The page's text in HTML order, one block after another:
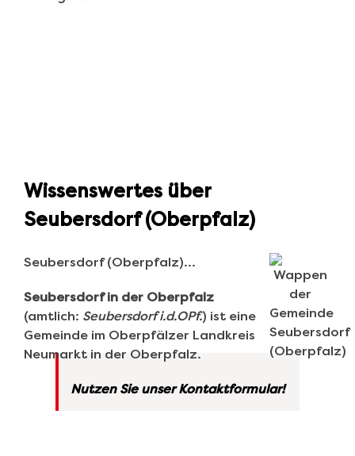
Wissenswertes über
Seubersdorf (Oberpfalz)
Seubersdorf (Oberpfalz)…
Seubersdorf in der Oberpfalz
(amtlich: Seubersdorf i.d.OPf.) ist eine
Gemeinde im Oberpfälzer Landkreis
Neumarkt in der Oberpfalz.
Nutzen Sie unser Kontaktformular!